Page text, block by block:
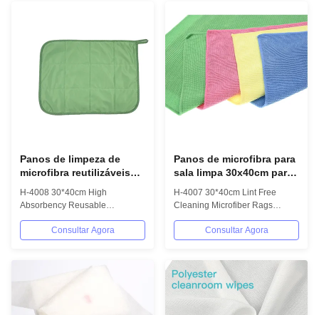
Panos de limpeza de
microfibra reutilizáveis
farmacêuticas
H-4008 30*40cm High
Absorbency Reusable
Washable Lint Free 2 Layers
Microfiber Cleanroom Wipes...
Consultar Agora
Panos de microfibra para
sala limpa 30x40cm para
H-4007 30*40cm Lint Free
Cleaning Microfiber Rags
Industrial Wipes Cleaning
Cloths Cleaning Wipes...
Consultar Agora